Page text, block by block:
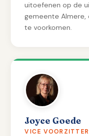
uitoefenen op de
gemeente Almere,
te voorkomen.
Joyce Goede
VICE VOORZITTER